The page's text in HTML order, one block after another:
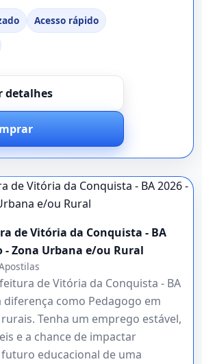
Acesso rápido
detalhes
de Vitória da Conquista - BA
- Zona Urbana e/ou Rural
de Vitória da Conquista - BA
diferença como Pedagogo em
Tenha um emprego estável,
e a chance de impactar
educacional de uma